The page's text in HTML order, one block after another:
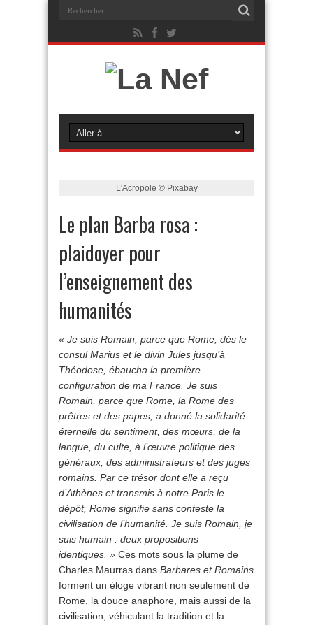
L'Acropole © Pixabay
Le plan Barba rosa :
plaidoyer pour
l’enseignement des
humanités
« Je suis Romain, parce que Rome, dès le
consul Marius et le divin Jules jusqu’à
Théodose, ébaucha la première
configuration de ma France. Je suis
Romain, parce que Rome, la Rome des
prêtres et des papes, a donné la solidarité
éternelle du sentiment, des mœurs, de la
langue, du culte, à l’œuvre politique des
généraux, des administrateurs et des juges
romains. Par ce trésor dont elle a reçu
d’Athènes et transmis à notre Paris le
dépôt, Rome signifie sans conteste la
civilisation de l’humanité. Je suis Romain, je
suis humain : deux propositions
identiques. » Ces mots sous la plume de
Charles Maurras dans Barbares et Romains
forment un éloge vibrant non seulement de
Rome, la douce anaphore, mais aussi de la
civilisation, véhiculant la tradition et la